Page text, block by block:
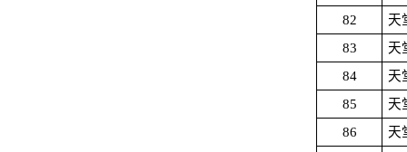
82
天
83
天
84
天
85
天
86
天